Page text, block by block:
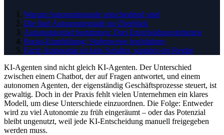
Warum Autonomiegrade entscheidend sind
Die fünf Autonomiegrade im Überblick
Autonomiegrad bestimmen: Drei Entscheidungskriterien
Praxis-Empfehlung: Stufenweise hochfahren
Fazit: Autonomie ist kein Schalter, sondern ein Regler
KI-Agenten sind nicht gleich KI-Agenten. Der Unterschied
zwischen einem Chatbot, der auf Fragen antwortet, und einem
autonomen Agenten, der eigenständig Geschäftsprozesse steuert, ist
gewaltig. Doch in der Praxis fehlt vielen Unternehmen ein klares
Modell, um diese Unterschiede einzuordnen. Die Folge: Entweder
wird zu viel Autonomie zu früh eingeräumt – oder das Potenzial
bleibt ungenutzt, weil jede KI-Entscheidung manuell freigegeben
werden muss.